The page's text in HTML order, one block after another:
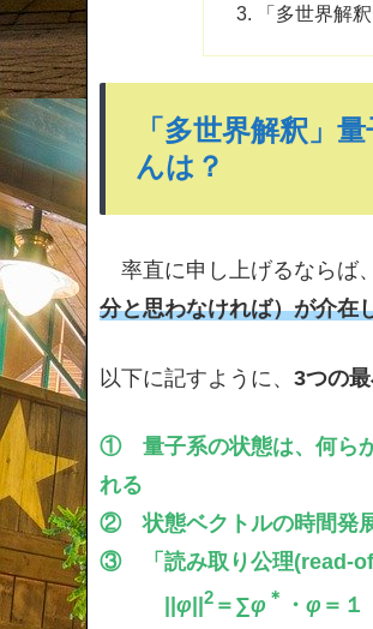
「多世界解
「多世界解釈」
んは？
率直に申し上げるならば、
分と思わなければ）が介在
以下に記すように、 3つの
① 量子系の状態は、何らか
れる
② 状態ベクトルの時間発
③ 「読み取り公理(read-
||φ||2 ＝∑φ ＊ ・ φ ＝１